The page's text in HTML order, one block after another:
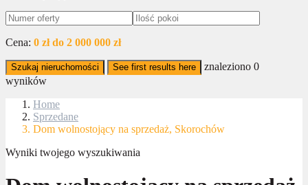
Cena: 0 zł do 2 000 000 zł
Szukaj nieruchomości See first results here znaleziono 0
wyników
Home
Sprzedane
Dom wolnostojący na sprzedaż, Skorochów
Wyniki twojego wyszukiwania